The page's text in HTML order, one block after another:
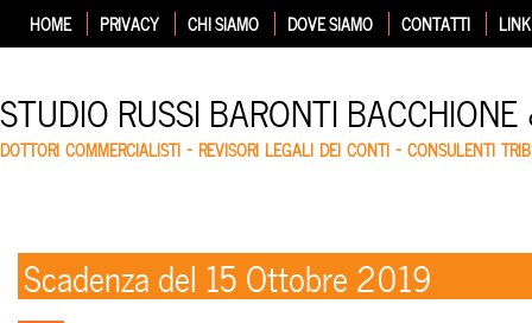
HOME PRIVACY CHI SIAMO DOVE SIAMO CONTATTI LINK
STUDIO RUSSI BARONTI
DOTTORI COMMERCIALISTI – REVISORI LEGALI DEI CONTI – CONSULENTI
Scadenza del 15 Ottobre 2019